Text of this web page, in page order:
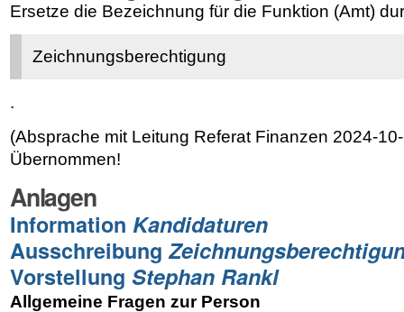
Ersetze die Bezeichnung für die Funktion (Amt)
Zeichnungsberechtigung
.
(Absprache mit Leitung Referat Finanzen 2024-
Übernommen!
Anlagen
Information Kandidaturen
Ausschreibung
Vorstellung Stephan Rankl
Allgemeine Fragen zur Person